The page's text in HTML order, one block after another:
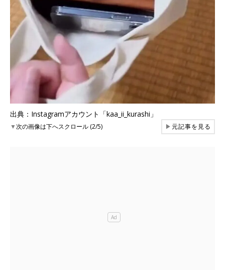
出典：Instagramアカウント「kaa_ii_kurashi」
▼次の画像は下へスクロール (2/5) ▶元記事を見る